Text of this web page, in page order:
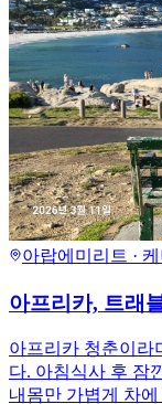
아랍에미리트 ·
아프리카, 트래
아프리카 청춘이라
다. 아침식사 후 잠
내몸만 가볍게 차